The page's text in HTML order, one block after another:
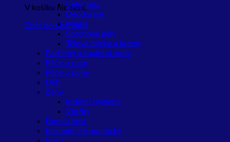
V košíku nic není.
Zpět do obchodu
Celulitida
Deodorant
Mýdla
Sprchové gely
Tělová mléka a krémy
Parfémy a toaletní vody
Péče o ruce
Péče o nohy
Děti
Ženy
Intimní hygiena
Vložky
Domácnost
Kosmetické pomůcky